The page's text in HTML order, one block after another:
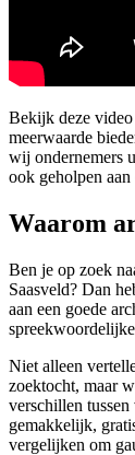
Bekijk deze
meerwaarde
wij ondernemers
ook geholpen aan
Waarom
Ben je op zoek
Saasveld? Dan
aan een goede
Niet alleen
zoektocht, maar
verschillen
gemakkelijk,
vergelijken om